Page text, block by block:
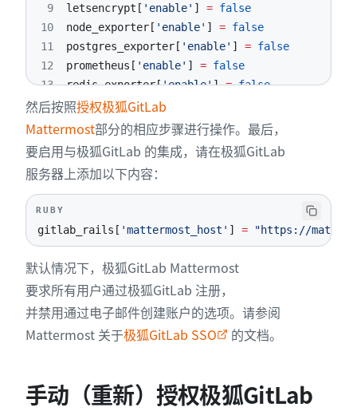
9
letsencrypt [ 'enable' ] = false
10
node_exporter [ 'enable' ] = false
11
postgres_exporter [ 'enable' ] = false
12
prometheus [ 'enable' ] = false
13
redis_exporter['enable'] = false
14
redis['enable']
然后按照授权极狐GitLab
Mattermost部分的相应步骤进行操作。最后，
要启用与极狐GitLab 的集成，请在极狐GitLab
服务器上添加以下内容：
RUBY
gitlab_rails [ 'mattermost_host' ] = "https://
默认情况下，极狐GitLab Mattermost
要求所有用户通过极狐GitLab 注册，
并禁用通过电子邮件创建账户的选项。请参阅
Mattermost 关于极狐GitLab SSO 的文档。
手动（重新）授权极狐GitLab